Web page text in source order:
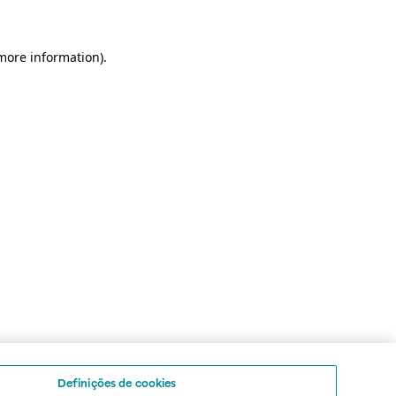
information).
Definições de cookies